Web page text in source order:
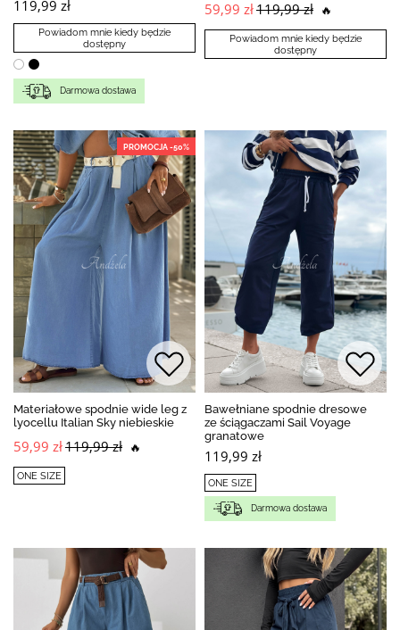
119,99 zł
Powiadom mnie kiedy będzie
dostępny
Darmowa dostawa
59,99 zł119,99 zł 🔥
Powiadom mnie kiedy będzie
dostępny
PROMOCJA -50%
Materiałowe spodnie wide leg z
lyocellu Italian Sky niebieskie
59,99 zł119,99 zł 🔥
ONE SIZE
Bawełniane spodnie dresowe
ze ściągaczami Sail Voyage
granatowe
119,99 zł
ONE SIZE
Darmowa dostawa